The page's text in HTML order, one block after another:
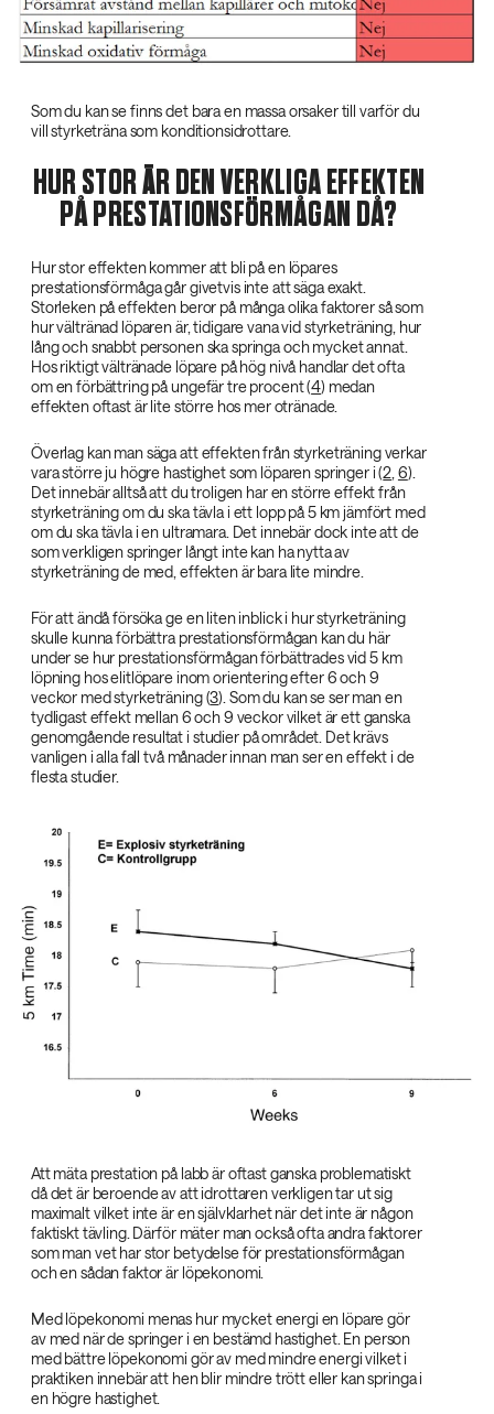
Som du kan se finns det bara en massa orsaker till varför du
vill styrketräna som konditionsidrottare.
HUR STOR ÄR DEN VERKLIGA EFFEKTEN
PÅ PRESTATIONSFÖRMÅGAN DÅ?
Hur stor effekten kommer att bli på en löpares
prestationsförmåga går givetvis inte att säga exakt.
Storleken på effekten beror på många olika faktorer så som
hur vältränad löparen är, tidigare vana vid styrketräning, hur
lång och snabbt personen ska springa och mycket annat.
Hos riktigt vältränade löpare på hög nivå handlar det ofta
om en förbättring på ungefär tre procent (4) medan
effekten oftast är lite större hos mer otränade.
Överlag kan man säga att effekten från styrketräning verkar
vara större ju högre hastighet som löparen springer i (2 6).
Det innebär alltså att du troligen har en större effekt från
styrketräning om du ska tävla i ett lopp på 5 km jämfört med
om du ska tävla i en ultramara. Det innebär dock inte att de
som verkligen springer långt inte kan ha nytta av
styrketräning de med, effekten är bara lite mindre.
För att ändå försöka ge en liten inblick i hur styrketräning
skulle kunna förbättra prestationsförmågan kan du här
under se hur prestationsförmågan förbättrades vid 5 km
löpning hos elitlöpare inom orientering efter 6 och 9
veckor med styrketräning (3). Som du kan se ser man en
tydligast effekt mellan 6 och 9 veckor vilket är ett ganska
genomgående resultat i studier på området. Det krävs
vanligen i alla fall två månader innan man ser en effekt i de
flesta studier.
Att mäta prestation på labb är oftast ganska problematiskt
då det är beroende av att idrottaren verkligen tar ut sig
maximalt vilket inte är en självklarhet när det inte är någon
faktiskt tävling. Därför mäter man också ofta andra faktorer
som man vet har stor betydelse för prestationsförmågan
och en sådan faktor är löpekonomi.
Med löpekonomi menas hur mycket energi en löpare gör
av med när de springer i en bestämd hastighet. En person
med bättre löpekonomi gör av med mindre energi vilket i
praktiken innebär att hen blir mindre trött eller kan springa i
en högre hastighet.